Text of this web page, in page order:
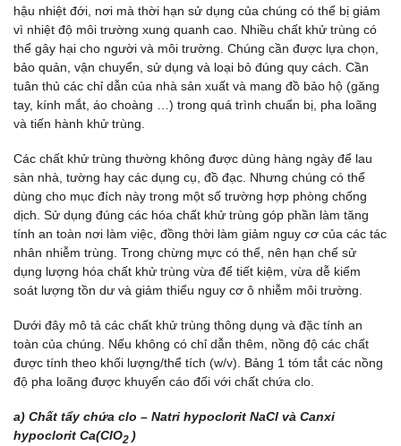
hậu nhiệt đới, nơi mà thời hạn sử dụng của chúng có thể bị giảm
vì nhiệt độ môi trường xung quanh cao. Nhiều chất khử trùng có
thể gây hại cho người và môi trường. Chúng cần được lựa chọn,
bảo quản, vận chuyển, sử dụng và loại bỏ đúng quy cách. Cần
tuân thủ các chỉ dẫn của nhà sản xuất và mang đồ bảo hộ (găng
tay, kính mắt, áo choàng …) trong quá trình chuẩn bị, pha loãng
và tiến hành khử trùng.
Các chất khử trùng thường không được dùng hàng ngày để lau
sàn nhà, tường hay các dụng cụ, đồ đạc. Nhưng chúng có thể
dùng cho mục đích này trong một số trường hợp phòng chống
dịch. Sử dụng đúng các hóa chất khử trùng góp phần làm tăng
tính an toàn nơi làm việc, đồng thời làm giảm nguy cơ của các tác
nhân nhiễm trùng. Trong chừng mực có thể, nên hạn chế sử
dụng lượng hóa chất khử trùng vừa để tiết kiệm, vừa dễ kiểm
soát lượng tồn dư và giảm thiểu nguy cơ ô nhiễm môi trường.
Dưới đây mô tả các chất khử trùng thông dụng và đặc tính an
toàn của chúng. Nếu không có chỉ dẫn thêm, nồng độ các chất
được tính theo khối lượng/thể tích (w/v). Bảng 1 tóm tắt các nồng
độ pha loãng được khuyến cáo đối với chất chứa clo.
a) Chất tẩy chứa clo – Natri hypoclorit NaCl và Canxi
hypoclorit Ca(ClO­­2)